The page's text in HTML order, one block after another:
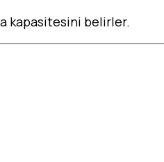
kapasitesini belirler.